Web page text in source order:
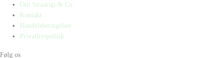
Om Straarup & Co
Kontakt
Handelsbetingelser
Privatlivspolitik
Følg os